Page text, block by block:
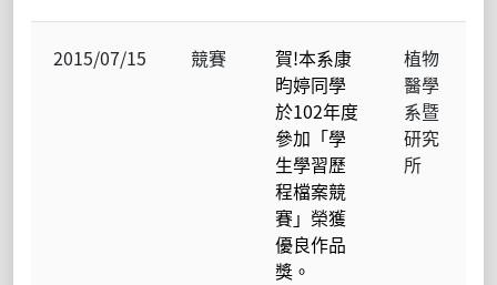
2015/07/15 競賽
賀!本系康
昀婷同學
於102年度
參加「學
生學習歷
程檔案競
賽」榮獲
優良作品
獎。
植物
醫學
系暨
研究
所